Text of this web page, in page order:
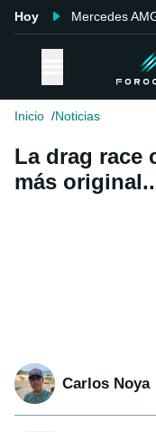
Hoy Mercedes
Inicio Noticias
La drag race
más
Carlos Noya